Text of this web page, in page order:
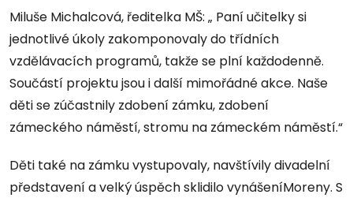
Miluše Michalcová, ředitelka MŠ: „ Paní učitelky si
jednotlivé úkoly zakomponovaly do třídních
vzdělávacích programů, takže se plní každodenně.
Součástí projektu jsou i další mimořádné akce. Naše
děti se zúčastnily zdobení zámku, zdobení
zámeckého náměstí, stromu na zámeckém náměstí.“
Děti také na zámku vystupovaly, navštívily divadelní
představení a velký úspěch sklidilo vynášeníMoreny. S